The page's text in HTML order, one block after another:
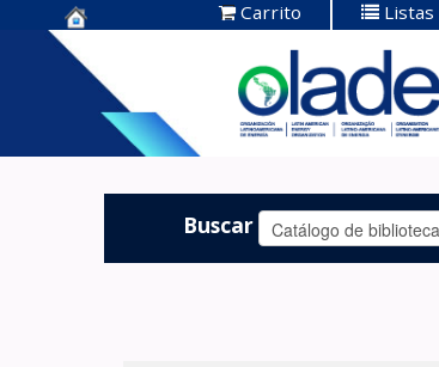
Centro de
Documentación
OLADE -
Carrito Listas
Buscar